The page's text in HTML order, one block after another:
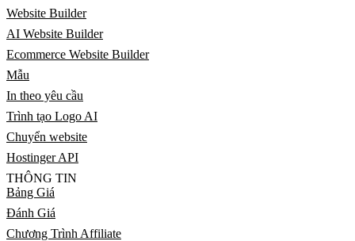
Website Builder
AI Website Builder
Ecommerce Website Builder
Mẫu
In theo yêu cầu
Trình tạo Logo AI
Chuyển website
Hostinger API
THÔNG TIN
Bảng Giá
Đánh Giá
Chương Trình Affiliate